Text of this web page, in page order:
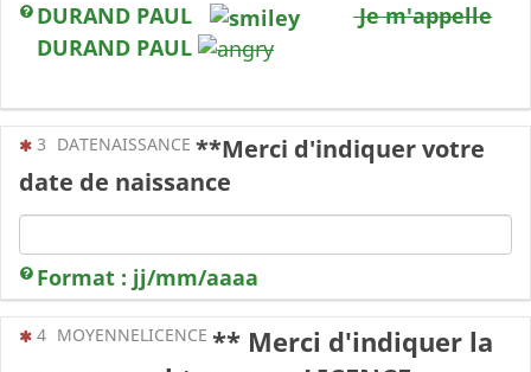
DURAND PAUL
Je m'appelle
DURAND PAUL
(Cette question est obligatoire)
3 DATENAISSANCE **Merci d'indiquer votre
date de naissance
Format : jj/mm/aaaa
(Cette question est obligatoire)
4 MOYENNELICENCE ** Merci d'indiquer la